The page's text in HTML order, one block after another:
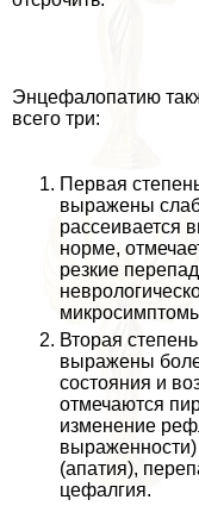
Энцефалопатию
всего три:
Первая
выражены
рассеивается
норме,
резкие
Вторая
выражены
состояния и
отмечаются
изменение
(апатия),
цефалгия.